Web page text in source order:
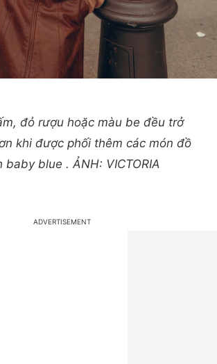
đỏ rượu hoặc màu be đều trở
khi được phối thêm các món đồ
baby blue . ẢNH: VICTORIA